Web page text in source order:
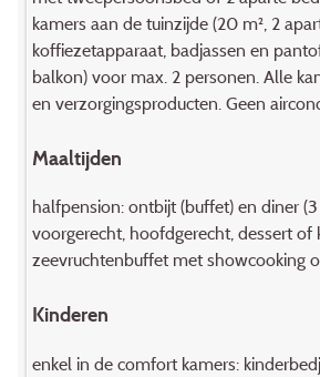
kamers aan de tuinzijde (20 m², 2
koffiezetapparaat, badjassen en
balkon) voor max. 2 personen. Alle
en verzorgingsproducten. Geen
Maaltijden
halfpension: ontbijt (buffet) en diner
voorgerecht, hoofdgerecht, dessert of
zeevruchtenbuffet met showcooking
Kinderen
enkel in de comfort kamers: